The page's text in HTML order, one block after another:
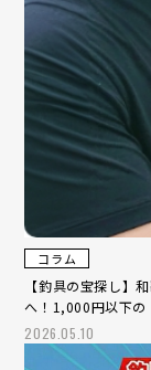
コラム
【釣具の宝探し】
へ！1,000円以下の
2026.05.10